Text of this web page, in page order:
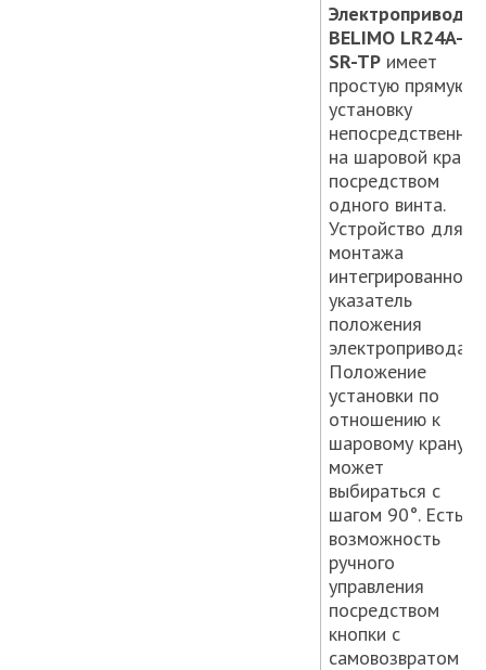
Электропривод
BELIMO LR24A-
SR-TP имеет
простую прямую
установку
непосредственно
на шаровой кран
посредством
одного винта.
Устройство для
монтажа
интегрированно в
указатель
положения
электропривода.
Положение
установки по
отношению к
шаровому крану
может
выбираться с
шагом 90°. Есть
возможность
ручного
управления
посредством
кнопки с
самовозвратом